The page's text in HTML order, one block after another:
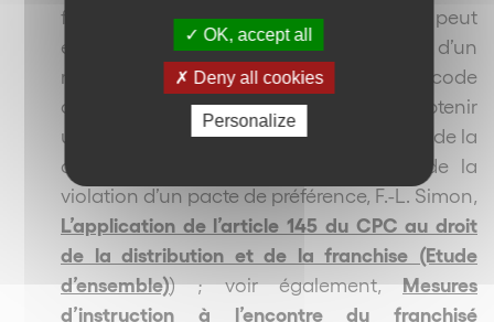
février 2006, Juris-Data n°032237), mais peut
en présence de certains indices justifier d’un
motif légitime au sens de l’article 145 du code
de procédure civile lui permettant d’obtenir
une mesure
in futurum(v., sur l’ensemble de la
question, et notamment la question de la
violation d’un pacte de préférence, F.-L. Simon,
L’application de l’article 145 du CPC au droit
de la distribution et de la franchise (Etude
d’ensemble)) ; voir également,Mesures
d’instruction à l’encontre du franchisé
OK, accept all
Deny all cookies
Personalize